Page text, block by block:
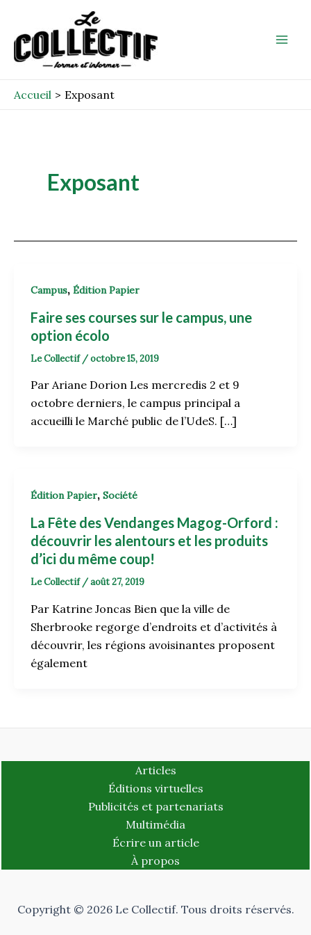
contenu
Accueil Exposant
Exposant
Campus, Édition Papier
Faire ses courses sur le campus, une
option écolo
Le Collectif /octobre 15, 2019
Par Ariane Dorion Les mercredis 2 et 9
octobre derniers, le campus principal a
accueilli le Marché public de l’UdeS. […]
Édition Papier, Société
La Fête des Vendanges Magog-Orford :
découvrir les alentours et les produits
d’ici du même coup!
Le Collectif /août 27, 2019
Par Katrine Joncas Bien que la ville de
Sherbrooke regorge d’endroits et d’activités à
découvrir, les régions avoisinantes proposent
également
Articles
Éditions virtuelles
Publicités et partenariats
Multimédia
Écrire un article
À propos
Copyright © 2026 Le Collectif. Tous droits réservés.